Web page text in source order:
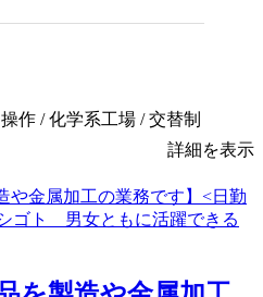
作 / 化学系工場 / 交替制
詳細を表示